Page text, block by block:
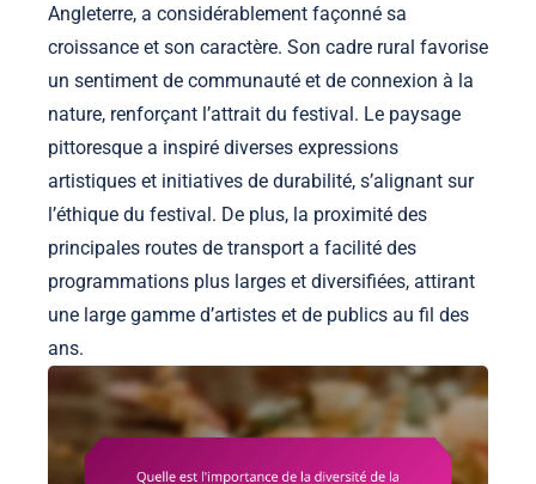
Angleterre, a considérablement façonné sa
croissance et son caractère. Son cadre rural favorise
un sentiment de communauté et de connexion à la
nature, renforçant l’attrait du festival. Le paysage
pittoresque a inspiré diverses expressions
artistiques et initiatives de durabilité, s’alignant sur
l’éthique du festival. De plus, la proximité des
principales routes de transport a facilité des
programmations plus larges et diversifiées, attirant
une large gamme d’artistes et de publics au fil des
ans.